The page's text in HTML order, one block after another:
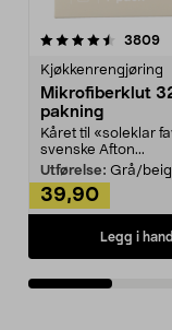
3809
Kjøkkenrengjøring
Mikrofiberklut
pakning
Kåret til «soleklar
svenske Afton...
Utførelse: Grå/
39,90
Legg i
4.5av 5